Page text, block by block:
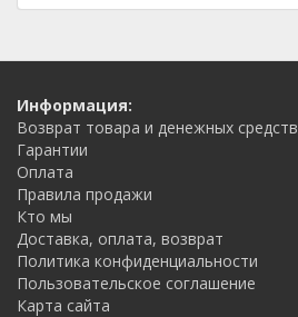
Информация:
Возврат товара и денежных средств
Гарантии
Оплата
Правила продажи
Кто мы
Доставка, оплата, возврат
Политика конфиденциальности
Пользовательское соглашение
Карта сайта